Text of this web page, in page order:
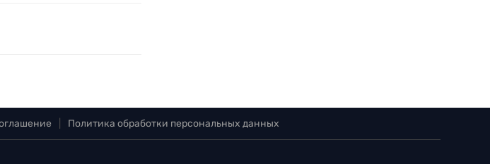
Политика обработки персональных данных